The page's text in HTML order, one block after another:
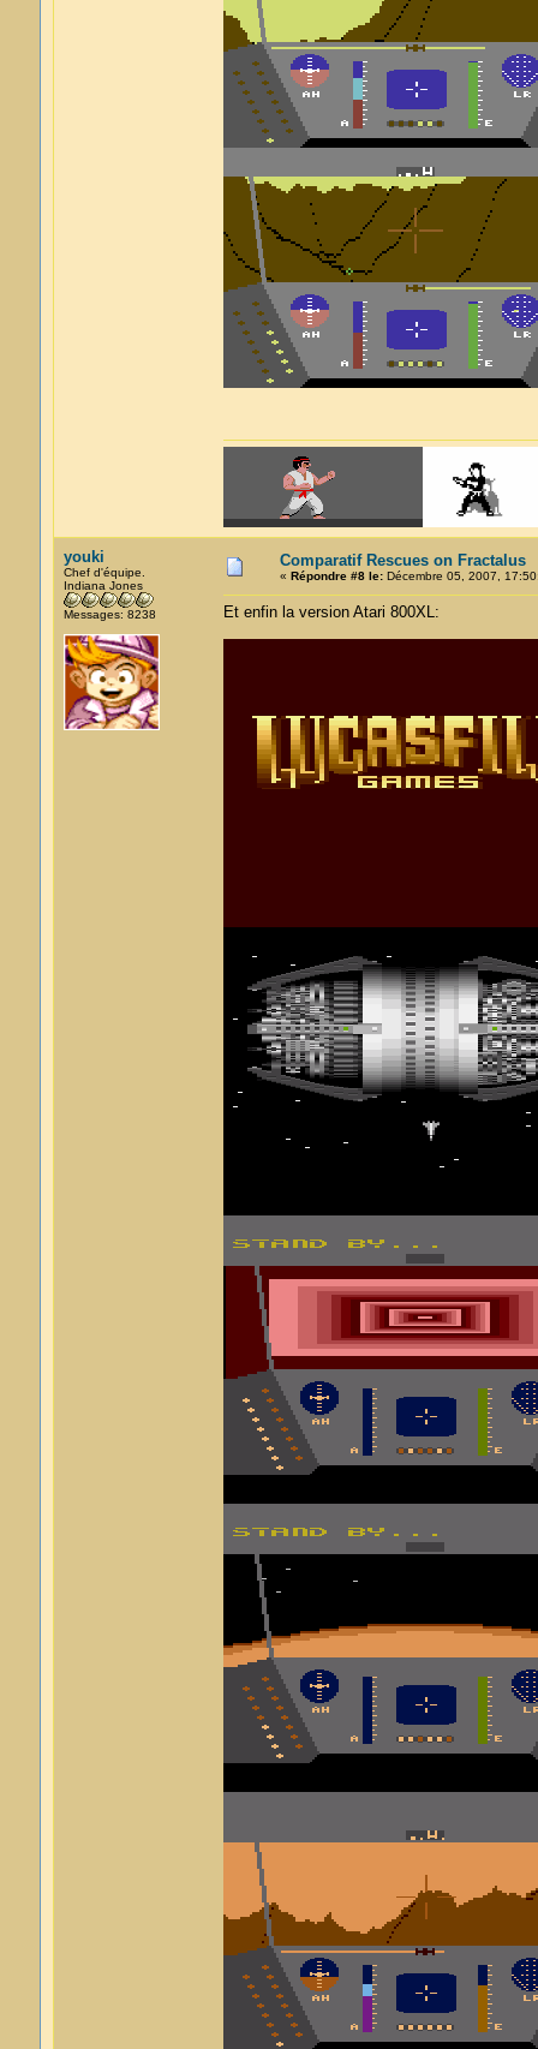
youki
Chef d'équipe.
Indiana Jones
Messages: 8238
Comparatif Rescues on Fractalus
« Répondre #8 le:Décembre 05, 2007,
Et enfin la version Atari 800XL: